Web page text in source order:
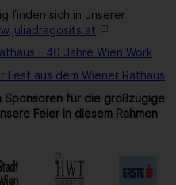
finden sich in unserer
- 40 Jahre Wien Work
aus dem Wiener Rathaus
Sponsoren für die großzügige
Feier in diesem Rahmen